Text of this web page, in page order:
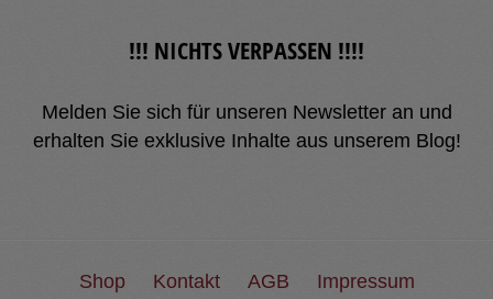
!!! NICHTS VERPASSEN !!!!
Melden Sie sich für unseren Newsletter an und
erhalten Sie exklusive Inhalte aus unserem Blog!
Shop Kontakt AGB
Impressum